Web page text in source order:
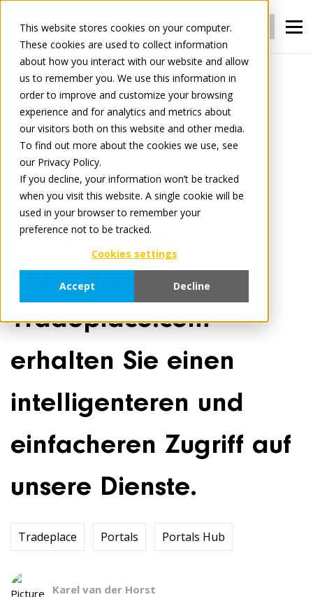
This website stores cookies on your computer.
These cookies are used to collect information
about how you interact with our website and allow
us to remember you. We use this information in
order to improve and customize your browsing
experience and for analytics and metrics about
our visitors both on this website and other media.
To find out more about the cookies we use, see
our Privacy Policy.
If you decline, your information won’t be tracked
when you visit this website. A single cookie will be
used in your browser to remember your
preference not to be tracked.
Cookies settings
Accept Decline
Anmelden Registrieren
Nachrichten
Mit dem neu gestalteten Tradeplace.com
erhalten Sie einen intelligenteren und
einfacheren Zugriff auf unsere Dienste.
January 14, 2026 3 minute read
Mit dem neu
gestalteten
Tradeplace.com
erhalten Sie einen
intelligenteren und
einfacheren Zugriff auf
unsere Dienste.
Tradeplace Portals Portals Hub
Karel van der Horst